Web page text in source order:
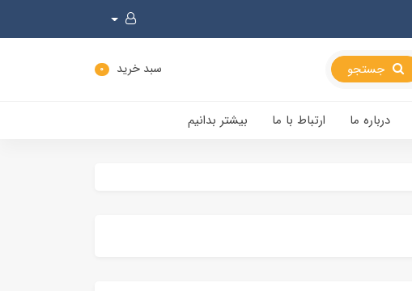
سبد خرید 0
درباره ما ارتباط با ما بیشتر بدانیم